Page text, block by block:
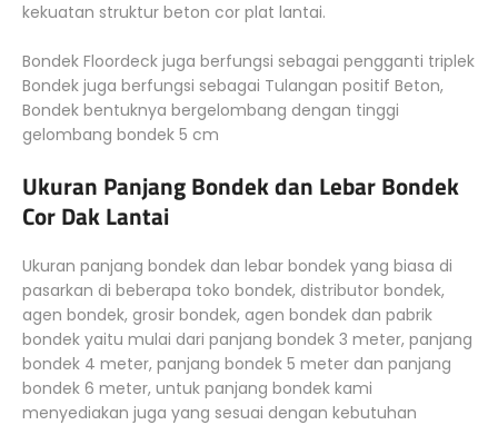
kekuatan struktur beton cor plat lantai.
Bondek Floordeck juga berfungsi sebagai pengganti triplek
Bondek juga berfungsi sebagai Tulangan positif Beton,
Bondek bentuknya bergelombang dengan tinggi
gelombang bondek 5 cm
Ukuran Panjang Bondek dan Lebar Bondek
Cor Dak Lantai
Ukuran panjang bondek dan lebar bondek yang biasa di
pasarkan di beberapa toko bondek, distributor bondek,
agen bondek, grosir bondek, agen bondek dan pabrik
bondek yaitu mulai dari panjang bondek 3 meter, panjang
bondek 4 meter, panjang bondek 5 meter dan panjang
bondek 6 meter, untuk panjang bondek kami
menyediakan juga yang sesuai dengan kebutuhan